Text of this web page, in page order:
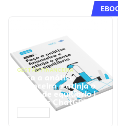
GESTÃO FINANCEIRA
Faça a análise
financeira e atinja o
ponto de equilíbrio |
Prompts ChatGPT